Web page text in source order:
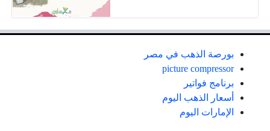
بورصة الذهب في مصر
picture compressor
برنامج فواتير
أسعار الذهب اليوم
الإمارات اليوم